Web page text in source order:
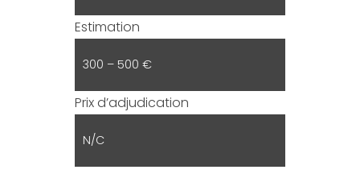
Estimation
300 – 500 €
Prix d’adjudication
N/C